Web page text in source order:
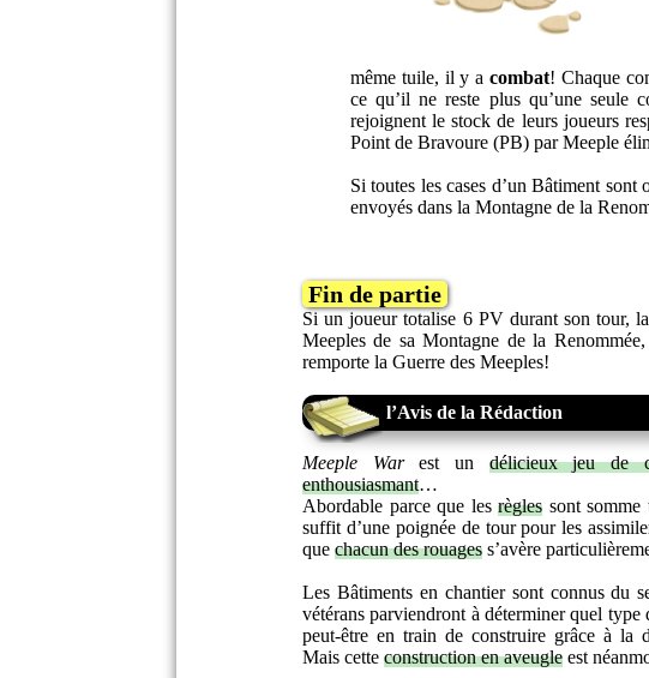
même tuile, il y a combat! Chaque
ce qu’il ne reste plus qu’une
rejoignent le stock de leurs joueurs
Point de Bravoure (PB) par Meeple
Si toutes les cases d’un Bâtiment
envoyés dans la Montagne de la
Fin de partie
Si un joueur totalise 6 PV durant son tour,
Meeples de sa Montagne de la
remporte la Guerre des Meeples!
l’Avis de la Rédaction
Meeple Warest un délicieux jeu de
enthousiasmant…
Abordable parce que lesrègles sont
suffit d’une poignée de tour pour les
que chacun des rouages s’avère
Les Bâtiments en chantier sont connus du
vétérans parviendront à déterminer quel type
peut-être en train de construire grâce à la
Mais cette construction en aveugle est